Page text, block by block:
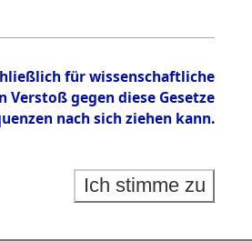
für wissenschaftliche
gegen diese Gesetze
nach sich ziehen kann.
Ich stimme zu